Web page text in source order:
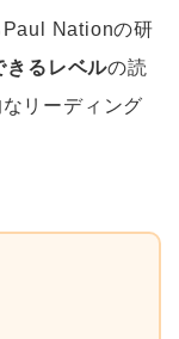
Paul Nationの研
きるレベルの読
リーディング